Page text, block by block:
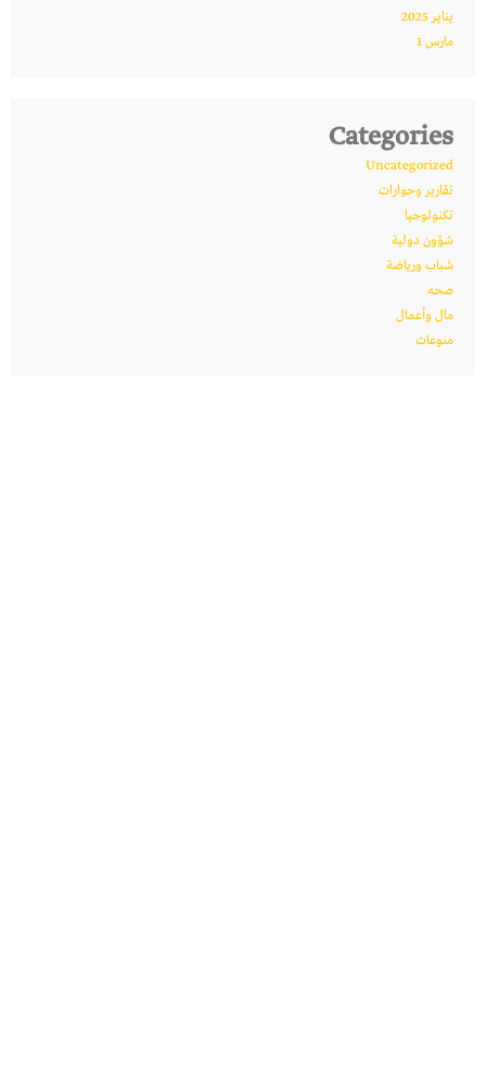
يناير 2025
مارس 1
Categories
Uncategorized
تقارير وحوارات
تكنولوجيا
شؤون دولية
شباب ورياضة
صحه
مال وأعمال
منوعات